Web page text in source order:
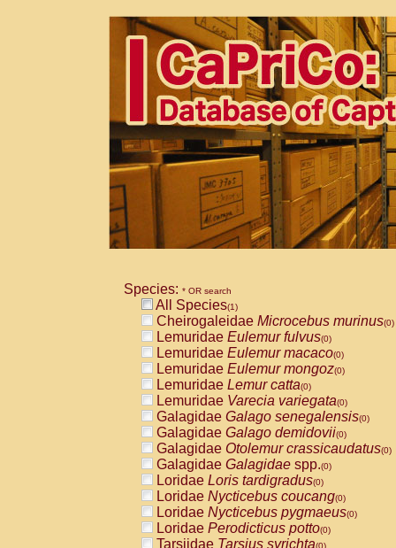
Species: * OR search
All Species(1)
Cheirogaleidae Microcebus murinus(0)
Lemuridae Eulemur fulvus(0)
Lemuridae Eulemur macaco(0)
Lemuridae Eulemur mongoz(0)
Lemuridae Lemur catta(0)
Lemuridae Varecia variegata(0)
Galagidae Galago senegalensis(0)
Galagidae Galago demidovii(0)
Galagidae Otolemur crassicaudatus(0)
Galagidae Galagidae spp.(0)
Loridae Loris tardigradus(0)
Loridae Nycticebus coucang(0)
Loridae Nycticebus pygmaeus(0)
Loridae Perodicticus potto(0)
Tarsiidae Tarsius syrichta(0)